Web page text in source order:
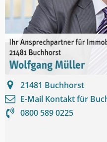
21481 Buchhorst
E-Mail Kontakt für
0800 589 0225